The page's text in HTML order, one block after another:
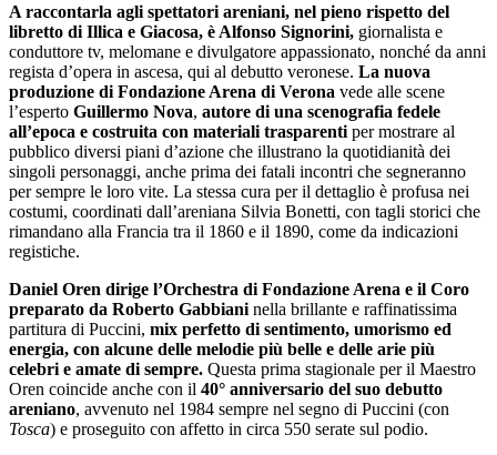
A raccontarla agli spettatori areniani, nel pieno rispetto del
libretto di Illica e Giacosa, è Alfonso Signorini, giornalista e
conduttore tv, melomane e divulgatore appassionato, nonché da anni
regista d’opera in ascesa, qui al debutto veronese. La nuova
produzione di Fondazione Arena di Verona vede alle scene
l’esperto Guillermo Nova, autore di una scenografia fedele
all’epoca e costruita con materiali trasparenti per mostrare al
pubblico diversi piani d’azione che illustrano la quotidianità dei
singoli personaggi, anche prima dei fatali incontri che segneranno
per sempre le loro vite. La stessa cura per il dettaglio è profusa nei
costumi, coordinati dall’areniana Silvia Bonetti, con tagli storici che
rimandano alla Francia tra il 1860 e il 1890, come da indicazioni
registiche.
Daniel Oren dirige l’Orchestra di Fondazione Arena e il Coro
preparato da Roberto Gabbiani nella brillante e raffinatissima
partitura di Puccini, mix perfetto di sentimento, umorismo ed
energia, con alcune delle melodie più belle e delle arie più
celebri e amate di sempre. Questa prima stagionale per il Maestro
Oren coincide anche con il 40° anniversario del suo debutto
areniano, avvenuto nel 1984 sempre nel segno di Puccini (con
Tosca) e proseguito con affetto in circa 550 serate sul podio.